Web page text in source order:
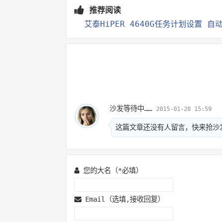
推荐阅读
艾泰HiPER 4640G任务计划设置 自
沙发等待中…… 2015-01-28 15:59
这篇文章还没有人留言，快来抢沙
您的大名（*必填）
Email（选填,接收回复）